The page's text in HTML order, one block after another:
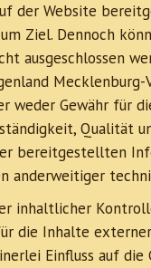
der Website
Ziel. Dennoch
ausgeschlossen
Mecklenburg-
weder Gewähr für
Qualität
bereitgestellten
anderweitiger
inhaltlicher
die Inhalte
Einfluss auf die